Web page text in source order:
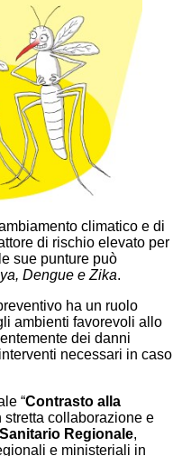
climatico e di
di rischio elevato per
sue punture può
Dengue e Zika.
ha un ruolo
ambienti favorevoli allo
dei danni
necessari in caso
“Contrasto alla
stretta collaborazione e
Regionale,
e ministeriali in